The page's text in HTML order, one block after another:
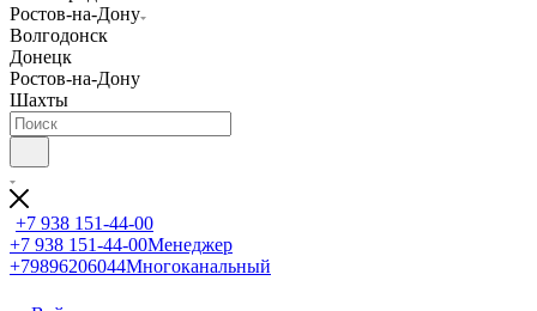
Ростов-на-Дону
Волгодонск
Донецк
Ростов-на-Дону
Шахты
+7 938 151-44-00
+7 938 151-44-00Менеджер
+79896206044Многоканальный